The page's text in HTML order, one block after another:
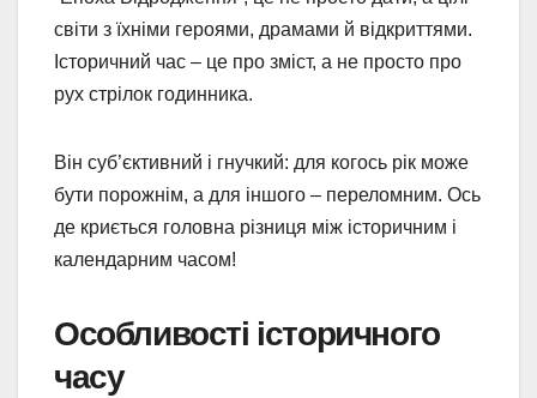
світи з їхніми героями, драмами й відкриттями.
Історичний час – це про зміст, а не просто про
рух стрілок годинника.
Він суб’єктивний і гнучкий: для когось рік може
бути порожнім, а для іншого – переломним. Ось
де криється головна різниця між історичним і
календарним часом!
Особливості історичного
часу